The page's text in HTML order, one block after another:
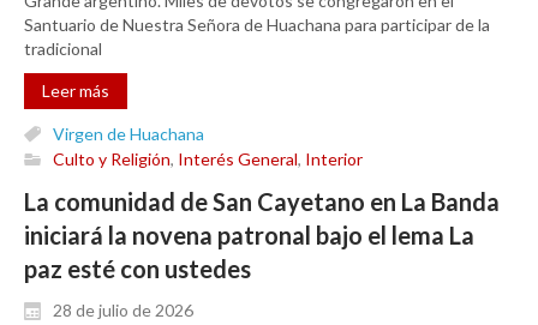
Santuario de Nuestra Señora de Huachana para participar de la
tradicional
Leer más
Virgen de Huachana
Culto y Religión, Interés General, Interior
La comunidad de San Cayetano en La Banda
iniciará la novena patronal bajo el lema La
paz esté con ustedes
28 de julio de 2026